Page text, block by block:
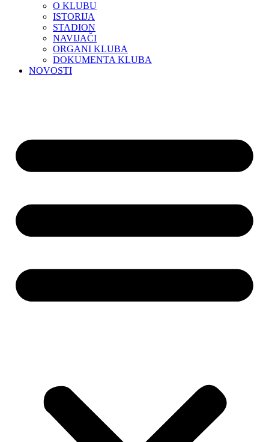
O KLUBU
ISTORIJA
STADION
NAVIJAČI
ORGANI KLUBA
DOKUMENTA KLUBA
NOVOSTI